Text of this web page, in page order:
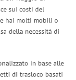
sui costi del
hai molti mobili o
della necessità di
in base alle
di trasloco basati